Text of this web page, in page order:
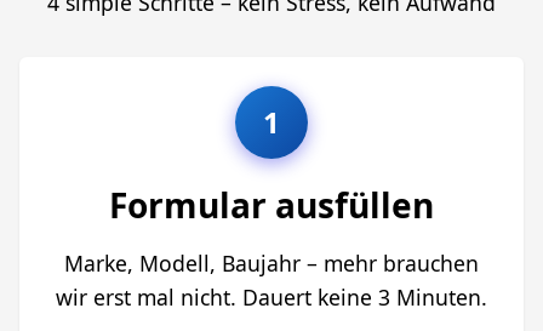
1
Formular ausfüllen
Marke, Modell, Baujahr – mehr brauchen
wir erst mal nicht. Dauert keine 3 Minuten.